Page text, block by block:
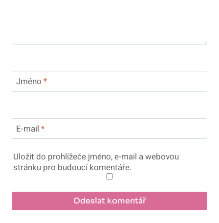
Jméno *
E-mail *
Uložit do prohlížeče jméno, e-mail a webovou
stránku pro budoucí komentáře.